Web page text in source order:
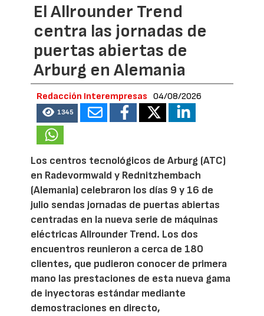
El Allrounder Trend
centra las jornadas de
puertas abiertas de
Arburg en Alemania
Redacción Interempresas 04/08/2026
1345
Los centros tecnológicos de Arburg (ATC)
en Radevormwald y Rednitzhembach
(Alemania) celebraron los días 9 y 16 de
julio sendas jornadas de puertas abiertas
centradas en la nueva serie de máquinas
eléctricas Allrounder Trend. Los dos
encuentros reunieron a cerca de 180
clientes, que pudieron conocer de primera
mano las prestaciones de esta nueva gama
de inyectoras estándar mediante
demostraciones en directo,